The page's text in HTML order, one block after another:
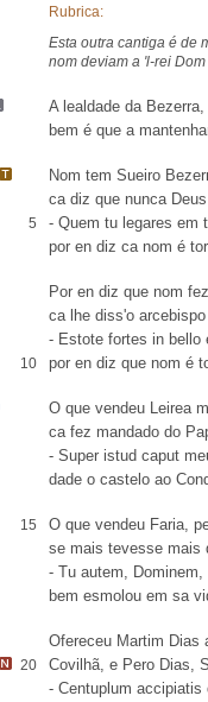
Rubrica:
Esta outra cantiga é de
nom deviam a 'l-rei
A lealdade da
bem é que a
Nom tem Sueiro
ca diz que nunca
5 - Quem tu legares em
por en diz ca nom é
Por en diz que nom
ca lhe diss'o arcebispo
- Estote fortes in bello
10 por en diz que nom é
O que vendeu Leirea
ca fez mandado do
- Super istud caput
dade o castelo ao
15 O que vendeu Faria,
se mais tevesse mais
- Tu autem, Dominem,
bem esmolou em sa
Ofereceu Martim Dias
20 Covilhã, e Pero Dias,
- Centuplum accipiatis